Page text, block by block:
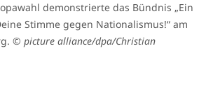
demonstrierte das Bündnis „Ein
Stimme gegen Nationalismus!“ am
© picture alliance/dpa/Christian